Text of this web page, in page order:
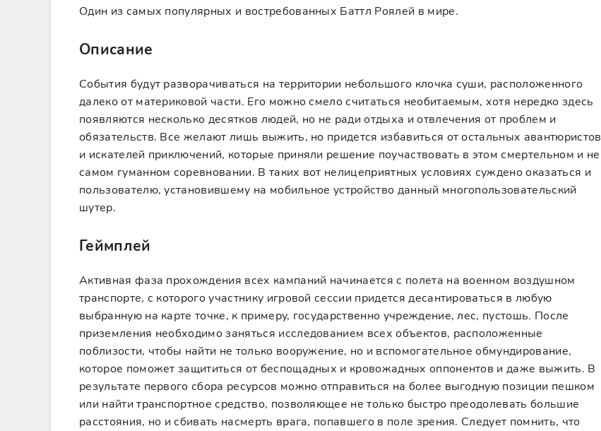
Один из самых популярных и востребованных Баттл Роялей в мире.
Описание
События будут разворачиваться на территории небольшого клочка суши, расположенного
далеко от материковой части. Его можно смело считаться необитаемым, хотя нередко здесь
появляются несколько десятков людей, но не ради отдыха и отвлечения от проблем и
обязательств. Все желают лишь выжить, но придется избавиться от остальных авантюристов
и искателей приключений, которые приняли решение поучаствовать в этом смертельном и не
самом гуманном соревновании. В таких вот нелицеприятных условиях суждено оказаться и
пользователю, установившему на мобильное устройство данный многопользовательский
шутер.
Геймплей
Активная фаза прохождения всех кампаний начинается с полета на военном воздушном
транспорте, с которого участнику игровой сессии придется десантироваться в любую
выбранную на карте точке, к примеру, государственно учреждение, лес, пустошь. После
приземления необходимо заняться исследованием всех объектов, расположенные
поблизости, чтобы найти не только вооружение, но и вспомогательное обмундирование,
которое поможет защититься от беспощадных и кровожадных оппонентов и даже выжить. В
результате первого сбора ресурсов можно отправиться на более выгодную позиции пешком
или найти транспортное средство, позволяющее не только быстро преодолевать большие
расстояния, но и сбивать насмерть врага, попавшего в поле зрения. Следует помнить, что